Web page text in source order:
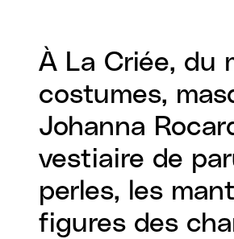
À La Criée, du
costumes,
Johanna
vestiaire de
perles, les
figures des